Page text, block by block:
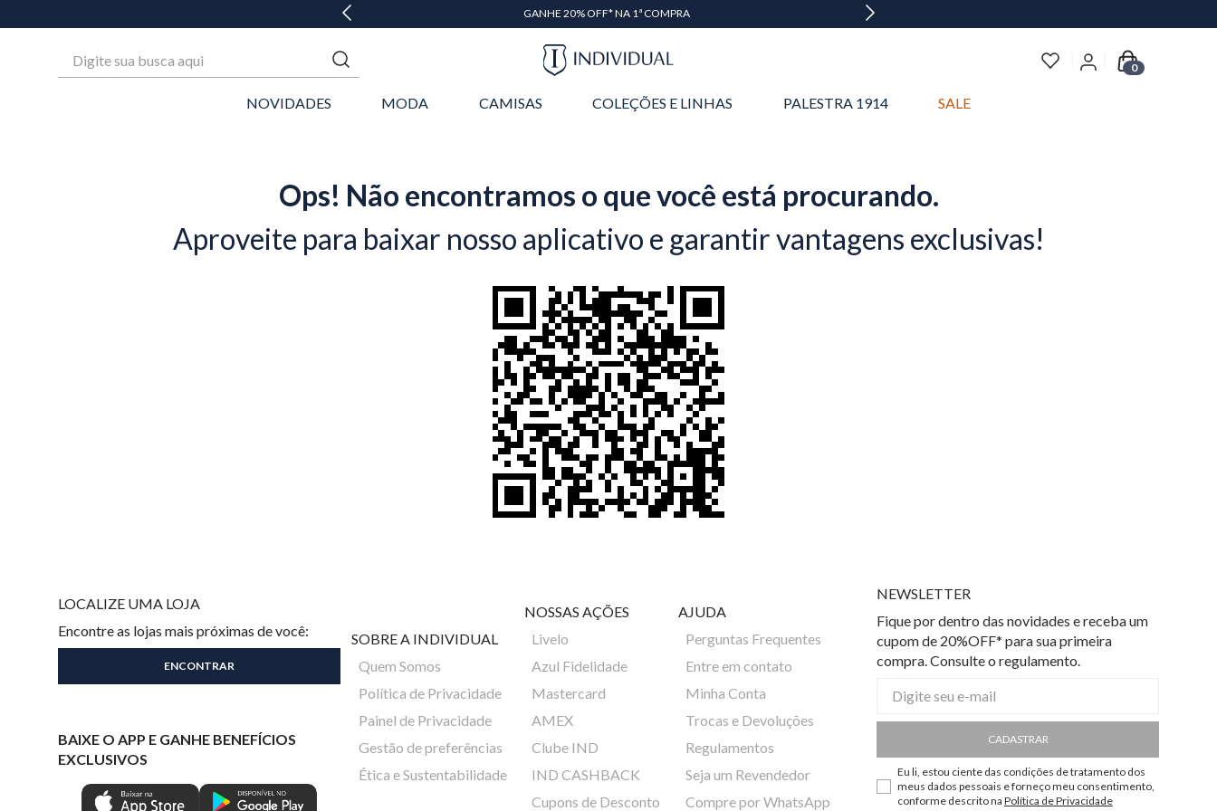
GANHE 20% OFF* NA 1ª COMPRA
0
NOVIDADES MODA CAMISAS COLEÇÕES E LINHAS PALESTRA 1914 SALE
Ops! Não encontramos o que você está procurando.
Aproveite para baixar nosso aplicativo e garantir vantagens exclusivas!
LOCALIZE UMA LOJA
Encontre as lojas mais próximas de você:
BAIXE O APP E GANHE BENEFÍCIOS
EXCLUSIVOS
SOBRE A INDIVIDUAL
Quem Somos
Política de Privacidade
Painel de Privacidade
Gestão de preferências
Ética e Sustentabilidade
NOSSAS AÇÕES
Livelo
Azul Fidelidade
Mastercard
AMEX
Clube IND
IND CASHBACK
Cupons de Desconto
AJUDA
Perguntas Frequentes
Entre em contato
Minha Conta
Trocas e Devoluções
Regulamentos
Seja um Revendedor
Compre por WhatsApp
NEWSLETTER
Fique por dentro das novidades e receba um
cupom de 20%OFF* para sua primeira
compra. Consulte o regulamento.
CADASTRAR
Eu li, estou ciente das condições de tratamento dos
meus dados pessoais e forneço meu consentimento,
conforme descrito na Política de Privacidade